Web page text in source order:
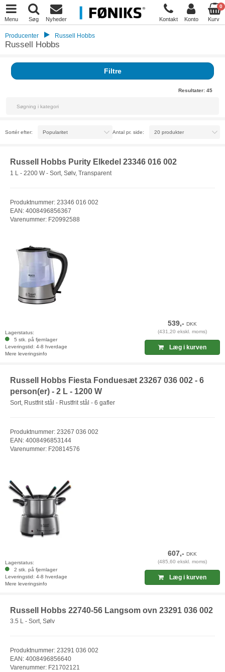
Menu Søg Nyheder Kontakt Konto
0
Kurv
Producenter Russell Hobbs
Russell Hobbs
Filtre
Resultater: 45
Sortér efter: Antal pr. side:
Russell Hobbs Purity Elkedel 23346 016 002
1 L - 2200 W - Sort, Sølv, Transparent
Produktnummer: 23346 016 002
EAN: 4008496856367
Varenummer: F20992588
Lagerstatus:
5 stk. på fjernlager
Leveringstid: 4-8 hverdage
Mere leveringsinfo
539,-DKK
(431,20 ekskl. moms)
Læg i kurven
Russell Hobbs Fiesta Fonduesæt 23267 036 002 - 6
person(er) - 2 L - 1200 W
Sort, Rustfrit stål - Rustfrit stål - 6 gafler
Produktnummer: 23267 036 002
EAN: 4008496853144
Varenummer: F20814576
Lagerstatus:
2 stk. på fjernlager
Leveringstid: 4-8 hverdage
Mere leveringsinfo
607,-DKK
(485,60 ekskl. moms)
Læg i kurven
Russell Hobbs 22740-56 Langsom ovn 23291 036 002
3.5 L - Sort, Sølv
Produktnummer: 23291 036 002
EAN: 4008496856640
Varenummer: F21702121